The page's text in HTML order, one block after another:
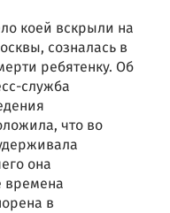
коей вскрыли на
созналась в
ребятенку. Об
служба
что во
она
времена
в